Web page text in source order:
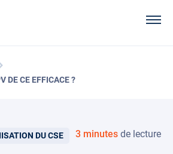
DE CE EFFICACE ?
DU CSE 3 minutes de lecture